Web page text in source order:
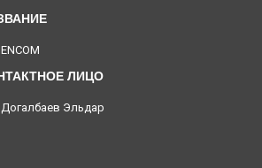
ENCOM
Догалбаев Эльдар